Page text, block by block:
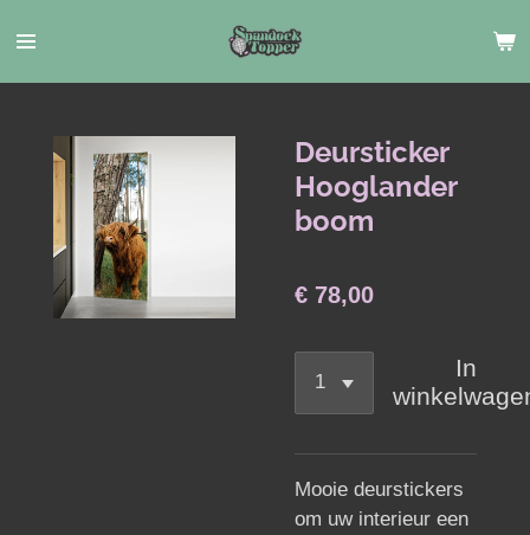
direct
naar
hoofdinhoud
Deursticker
Hooglander
boom
€ 78,00
In
Mooie deurstickers
om uw interieur een